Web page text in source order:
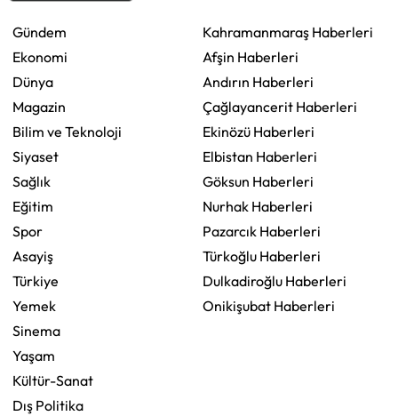
Gündem
Ekonomi
Dünya
Magazin
Bilim ve Teknoloji
Siyaset
Sağlık
Eğitim
Spor
Asayiş
Türkiye
Yemek
Sinema
Yaşam
Kültür-Sanat
Dış Politika
Kahramanmaraş Haberleri
Afşin Haberleri
Andırın Haberleri
Çağlayancerit Haberleri
Ekinözü Haberleri
Elbistan Haberleri
Göksun Haberleri
Nurhak Haberleri
Pazarcık Haberleri
Türkoğlu Haberleri
Dulkadiroğlu Haberleri
Onikişubat Haberleri